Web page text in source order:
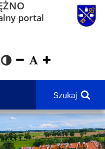
portal
Szukaj